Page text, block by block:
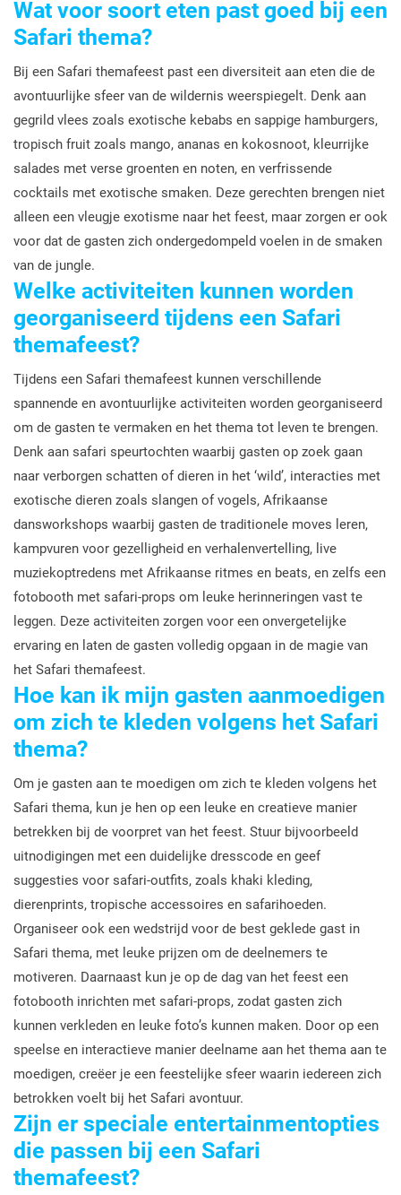
Wat voor soort eten past goed bij een
Safari thema?
Bij een Safari themafeest past een diversiteit aan eten die de
avontuurlijke sfeer van de wildernis weerspiegelt. Denk aan
gegrild vlees zoals exotische kebabs en sappige hamburgers,
tropisch fruit zoals mango, ananas en kokosnoot, kleurrijke
salades met verse groenten en noten, en verfrissende
cocktails met exotische smaken. Deze gerechten brengen niet
alleen een vleugje exotisme naar het feest, maar zorgen er ook
voor dat de gasten zich ondergedompeld voelen in de smaken
van de jungle.
Welke activiteiten kunnen worden
georganiseerd tijdens een Safari
themafeest?
Tijdens een Safari themafeest kunnen verschillende
spannende en avontuurlijke activiteiten worden georganiseerd
om de gasten te vermaken en het thema tot leven te brengen.
Denk aan safari speurtochten waarbij gasten op zoek gaan
naar verborgen schatten of dieren in het ‘wild’, interacties met
exotische dieren zoals slangen of vogels, Afrikaanse
dansworkshops waarbij gasten de traditionele moves leren,
kampvuren voor gezelligheid en verhalenvertelling, live
muziekoptredens met Afrikaanse ritmes en beats, en zelfs een
fotobooth met safari-props om leuke herinneringen vast te
leggen. Deze activiteiten zorgen voor een onvergetelijke
ervaring en laten de gasten volledig opgaan in de magie van
het Safari themafeest.
Hoe kan ik mijn gasten aanmoedigen
om zich te kleden volgens het Safari
thema?
Om je gasten aan te moedigen om zich te kleden volgens het
Safari thema, kun je hen op een leuke en creatieve manier
betrekken bij de voorpret van het feest. Stuur bijvoorbeeld
uitnodigingen met een duidelijke dresscode en geef
suggesties voor safari-outfits, zoals khaki kleding,
dierenprints, tropische accessoires en safarihoeden.
Organiseer ook een wedstrijd voor de best geklede gast in
Safari thema, met leuke prijzen om de deelnemers te
motiveren. Daarnaast kun je op de dag van het feest een
fotobooth inrichten met safari-props, zodat gasten zich
kunnen verkleden en leuke foto’s kunnen maken. Door op een
speelse en interactieve manier deelname aan het thema aan te
moedigen, creëer je een feestelijke sfeer waarin iedereen zich
betrokken voelt bij het Safari avontuur.
Zijn er speciale entertainmentopties
die passen bij een Safari
themafeest?